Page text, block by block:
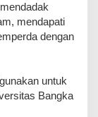
mendapati
dengan
untuk
Bangka